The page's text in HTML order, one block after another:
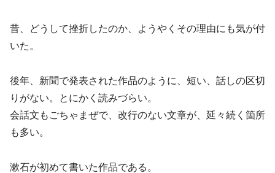
昔、どうして挫折したのか、ようやくその理由にも気が付
いた。
後年、新聞で発表された作品のように、短い、話しの区切
りがない。とにかく読みづらい。
会話文もごちゃまぜで、改行のない文章が、延々続く箇所
も多い。
漱石が初めて書いた作品である。